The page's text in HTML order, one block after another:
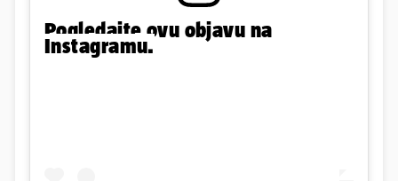
Pogledajte ovu objavu na
Instagramu.